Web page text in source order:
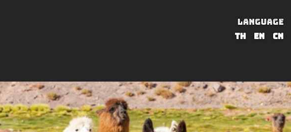
LANGUAGE
TH
EN CN